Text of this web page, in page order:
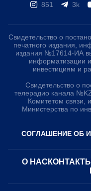
851 3k
Свидетельство о
печатного издания,
издания №17614-ИА
информатизации
инвестициям и
Свидетельство о
телерадио канала
Комитетом связи,
Министерства по
СОГЛАШЕНИЕ ОБ
О НАС КОНТАКТЫ